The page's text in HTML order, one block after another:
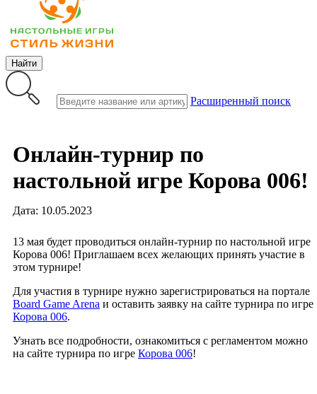
Найти
Расширенный поиск
Онлайн-турнир по
настольной игре Корова 006!
Дата: 10.05.2023
13 мая будет проводиться онлайн-турнир по настольной игре
Корова 006! Приглашаем всех желающих принять участие в
этом турнире!
Для участия в турнире нужно зарегистрироваться на портале
Board Game Arena и оставить заявку на сайте турнира по игре
Корова 006.
Узнать все подробности, ознакомиться с регламентом можно
на сайте турнира по игре Корова 006!